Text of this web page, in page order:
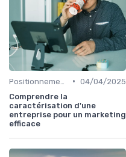
• 04/04/2025
Comprendre la
caractérisation d'une
entreprise pour un marketing
efficace